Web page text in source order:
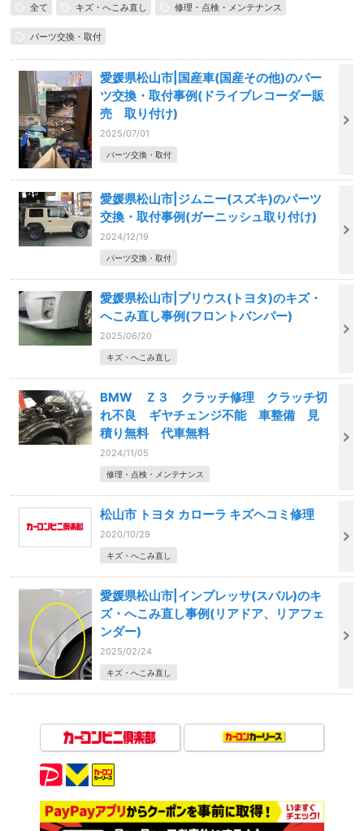
全て キズ・へこみ直し 修理・点検・メンテナンス
パーツ交換・取付
愛媛県松山市|国産車(国産その他)のパー
ツ交換・取付事例(ドライブレコーダー販
売 取り付け)
2025/07/01
パーツ交換・取付
愛媛県松山市|ジムニー(スズキ)のパーツ
交換・取付事例(ガーニッシュ取り付け)
2024/12/19
パーツ交換・取付
愛媛県松山市|プリウス(トヨタ)のキズ・
へこみ直し事例(フロントバンパー)
2025/06/20
キズ・へこみ直し
BMW Ｚ３ クラッチ修理 クラッチ切
れ不良 ギヤチェンジ不能 車整備 見
積り無料 代車無料
2024/11/05
修理・点検・メンテナンス
松山市 トヨタ カローラ キズヘコミ修理
2020/10/29
キズ・へこみ直し
愛媛県松山市|インプレッサ(スバル)のキ
ズ・へこみ直し事例(リアドア、リアフェ
ンダー)
2025/02/24
キズ・へこみ直し